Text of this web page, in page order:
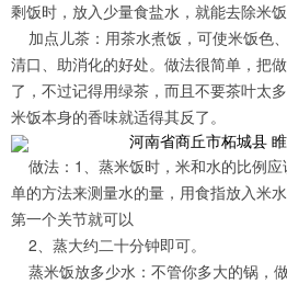
剩饭时，放入少量食盐水，就能去除米饭
加点儿茶：用茶水煮饭，可使米饭色
清口、助消化的好处。做法很简单，把
了，不过记得用绿茶，而且不要茶叶太
米饭本身的香味就适得其反了。
河南省商丘市柘城县
做法：1、蒸米饭时，米和水的比例
单的方法来测量水的量，用食指放入米
第一个关节就可以
2、蒸大约二十分钟即可。
蒸米饭放多少水：不管你多大的锅，